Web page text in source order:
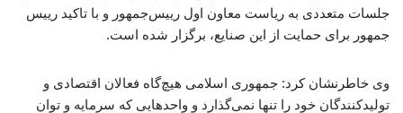
جلسات متعددی به ریاست معاون اول رییس‌جمهور و با تاکید رییس‌
جمهور برای حمایت از این صنایع، برگزار شده است.
وی خاطرنشان کرد: جمهوری اسلامی هیچ‌گاه فعالان اقتصادی و
تولیدکنندگان خود را تنها نمی‌گذارد و واحدهایی که سرمایه و توان